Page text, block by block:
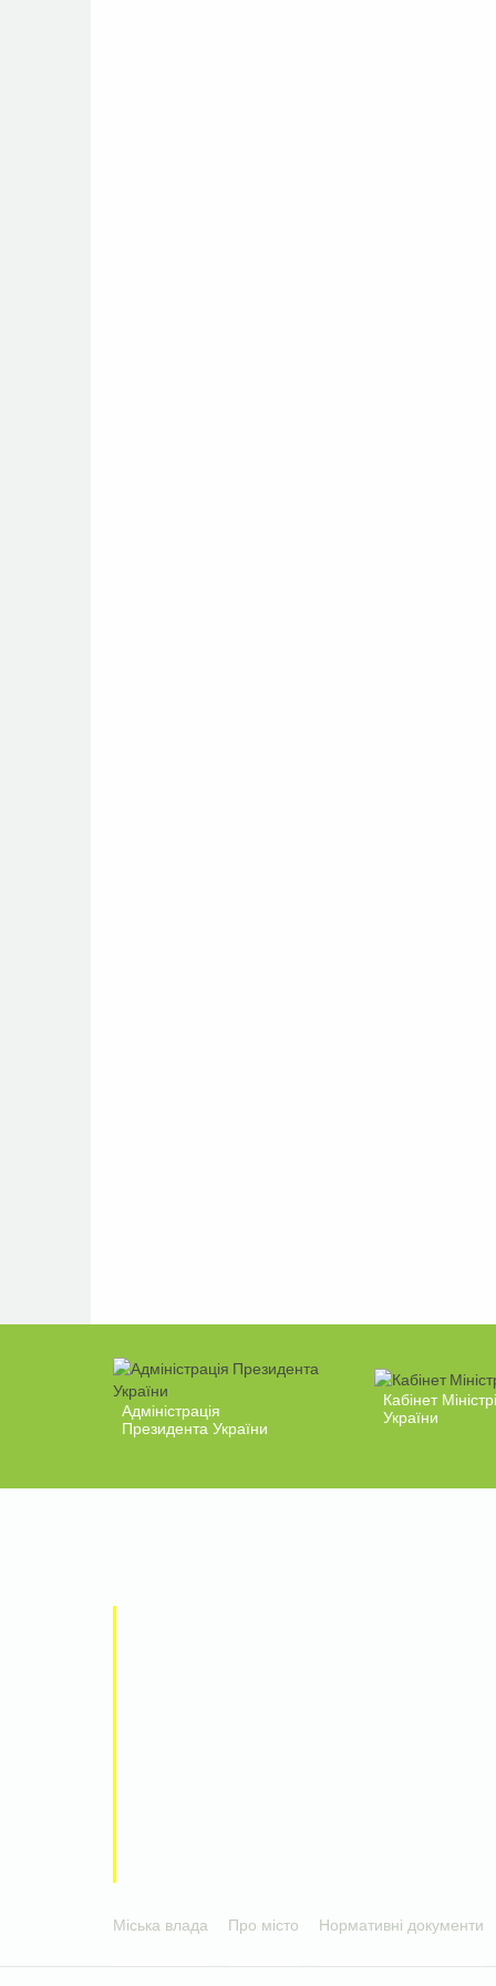
Адміністрація
Президента України
Кабінет
України
Міська влада Про місто Нормативні документи